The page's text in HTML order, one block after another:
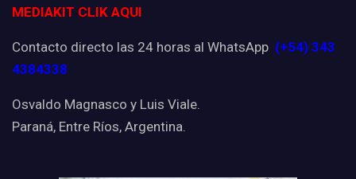
MEDIAKIT CLIK AQUI
Contacto directo las 24 horas al WhatsApp (+54) 343
4384338
Osvaldo Magnasco y Luis Viale.
Paraná, Entre Ríos, Argentina.